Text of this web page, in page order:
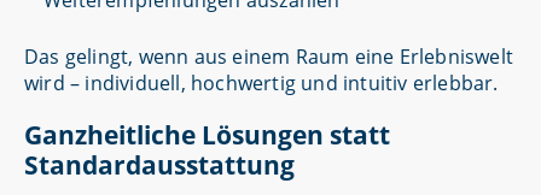
Das gelingt, wenn aus einem Raum eine Erlebniswelt
wird – individuell, hochwertig und intuitiv erlebbar.
Ganzheitliche Lösungen statt
Standardausstattung